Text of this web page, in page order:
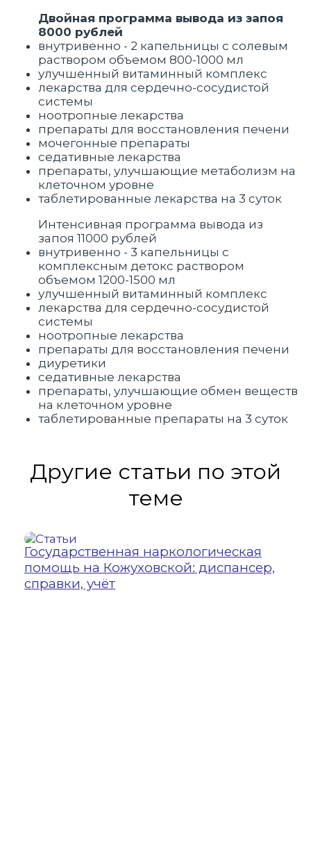
Двойная программа вывода из запоя
8000 рублей
внутривенно - 2 капельницы с солевым
раствором объемом 800-1000 мл
улучшенный витаминный комплекс
лекарства для сердечно-сосудистой
системы
ноотропные лекарства
препараты для восстановления печени
мочегонные препараты
седативные лекарства
препараты, улучшающие метаболизм на
клеточном уровне
таблетированные лекарства на 3 суток
Интенсивная программа вывода из
запоя 11000 рублей
внутривенно - 3 капельницы с
комплексным детокс раствором
объемом 1200-1500 мл
улучшенный витаминный комплекс
лекарства для сердечно-сосудистой
системы
ноотропные лекарства
препараты для восстановления печени
диуретики
седативные лекарства
препараты, улучшающие обмен веществ
на клеточном уровне
таблетированные препараты на 3 суток
Другие статьи по этой
теме
Государственная наркологическая
помощь на Кожуховской: диспансер,
справки, учёт